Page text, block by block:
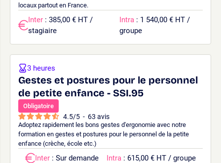
locaux partout en France.
Inter : 385,00 € HT /
stagiaire
Intra : 1 540,00 € HT /
groupe
Gestes et postures pour le personnel
de petite enfance - SSI.95
Obligatoire
4.5/5 - 63 avis
Adoptez rapidement les bons gestes d'ergonomie avec notre
formation en gestes et postures pour le personnel de la petite
enfance (crèche, école etc.)
3 heures
Inter : Sur demande Intra : 615,00 € HT / groupe